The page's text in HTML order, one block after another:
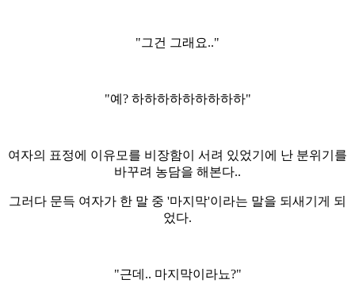
"그건 그래요.."
"예? 하하하하하하하하하"
여자의 표정에 이유모를 비장함이 서려 있었기에 난 분위기를
바꾸려 농담을 해본다..
그러다 문득 여자가 한 말 중 '마지막'이라는 말을 되새기게 되
었다.
"근데.. 마지막이라뇨?"